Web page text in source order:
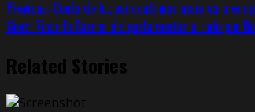
Previous: Conta de luz vai continuar mais cara em
Next: Ricardo Barros é o parlamentar citado por
Related Stories